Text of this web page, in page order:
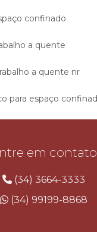
confinado
a quente
a quente nr
para espaço
em contato
(34) 3664-3333
(34) 99199-8868